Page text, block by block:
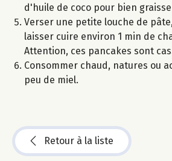
d'huile de coco pour bien
Verser une petite louche de
laisser cuire environ 1 min de
Attention, ces pancakes sont
Consommer chaud, natures ou
peu de miel.
Retour à la liste